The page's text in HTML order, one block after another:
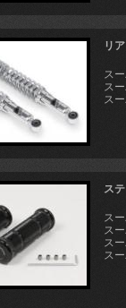
リ
ス
ス
ス
ス
ス
ス
ス
ス